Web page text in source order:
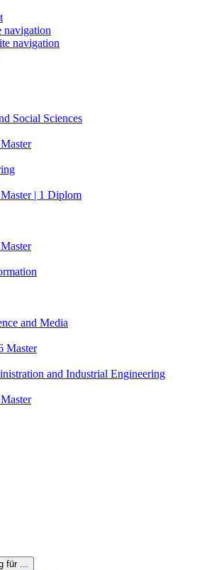
navigation
navigation
Social Sciences
| 1 Diplom
and Media
Master
and Industrial Engineering
für ...